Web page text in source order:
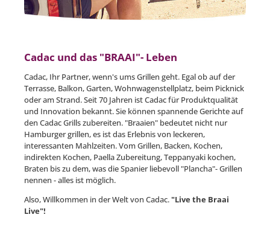
Cadac und das "BRAAI"- Leben
Cadac, Ihr Partner, wenn's ums Grillen geht. Egal ob auf der
Terrasse, Balkon, Garten, Wohnwagenstellplatz, beim Picknick
oder am Strand. Seit 70 Jahren ist Cadac für Produktqualität
und Innovation bekannt. Sie können spannende Gerichte auf
den Cadac Grills zubereiten. "Braaien" bedeutet nicht nur
Hamburger grillen, es ist das Erlebnis von leckeren,
interessanten Mahlzeiten. Vom Grillen, Backen, Kochen,
indirekten Kochen, Paella Zubereitung, Teppanyaki kochen,
Braten bis zu dem, was die Spanier liebevoll "Plancha"- Grillen
nennen - alles ist möglich.
Also, Willkommen in der Welt von Cadac. "Live the Braai
Live"!